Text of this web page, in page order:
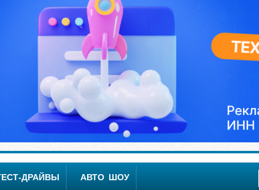
ДРАЙВЫ АВТО ШОУ